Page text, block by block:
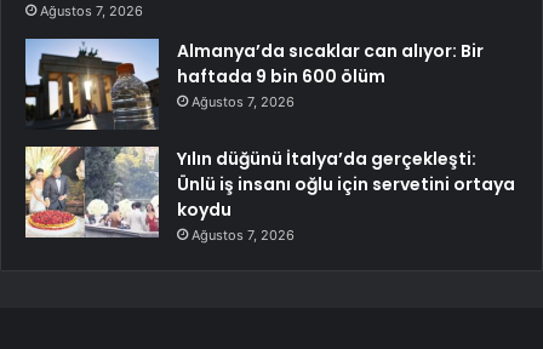
Ağustos 7, 2026
Almanya’da sıcaklar can alıyor: Bir
haftada 9 bin 600 ölüm
Ağustos 7, 2026
Yılın düğünü İtalya’da gerçekleşti:
Ünlü iş insanı oğlu için servetini ortaya
koydu
Ağustos 7, 2026